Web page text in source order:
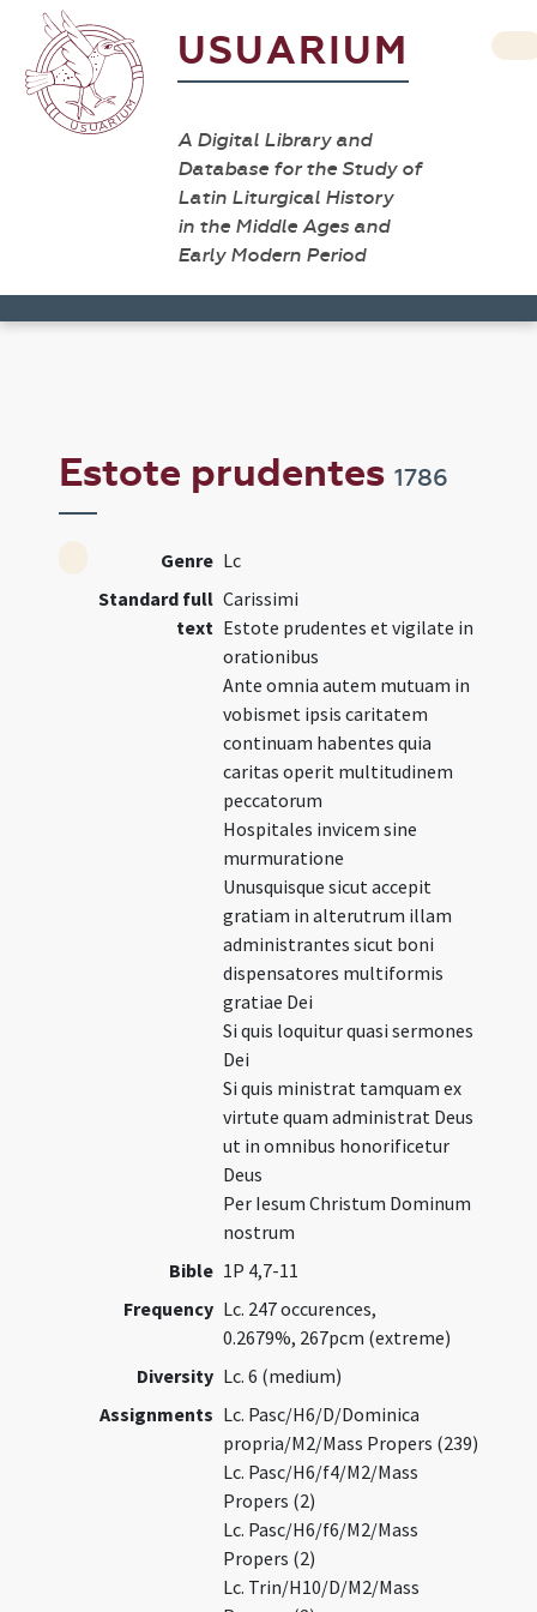
USUARIUM
A Digital Library and
Database for the Study of
Latin Liturgical History
in the Middle Ages and
Early Modern Period
Estote prudentes1786
Genre Lc
Standard full
text
Carissimi
Estote prudentes et vigilate in
orationibus
Ante omnia autem mutuam in
vobismet ipsis caritatem
continuam habentes quia
caritas operit multitudinem
peccatorum
Hospitales invicem sine
murmuratione
Unusquisque sicut accepit
gratiam in alterutrum illam
administrantes sicut boni
dispensatores multiformis
gratiae Dei
Si quis loquitur quasi sermones
Dei
Si quis ministrat tamquam ex
virtute quam administrat Deus
ut in omnibus honorificetur
Deus
Per Iesum Christum Dominum
nostrum
Bible 1P 4,7-11
Frequency Lc. 247 occurences,
0.2679%, 267pcm (extreme)
Diversity Lc. 6 (medium)
Assignments Lc. Pasc/H6/D/Dominica
propria/M2/Mass Propers (239)
Lc. Pasc/H6/f4/M2/Mass
Propers (2)
Lc. Pasc/H6/f6/M2/Mass
Propers (2)
Lc. Trin/H10/D/M2/Mass